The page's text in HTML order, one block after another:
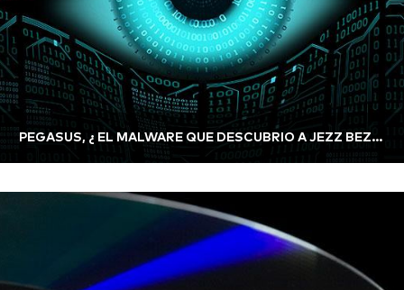
PEGASUS, ¿ EL MALWARE QUE DESCUBRIO A JEZZ BEZOS?